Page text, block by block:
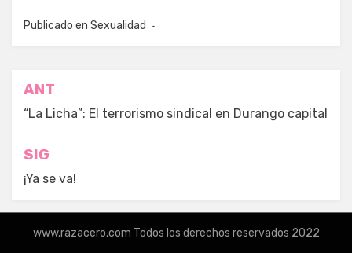
Publicado en Sexualidad
Navegación
de
entradas
ANT
“La Licha”: El terrorismo sindical en Durango capital
SIG
¡Ya se va!
www.razacero.com Todos los derechos reservados 2022